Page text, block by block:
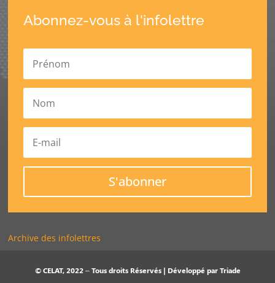
Abonnez-vous à l'infolettre
S'abonner
Archive des infolettres
© CELAT, 2022 – Tous droits Réservés | Développé parTriade